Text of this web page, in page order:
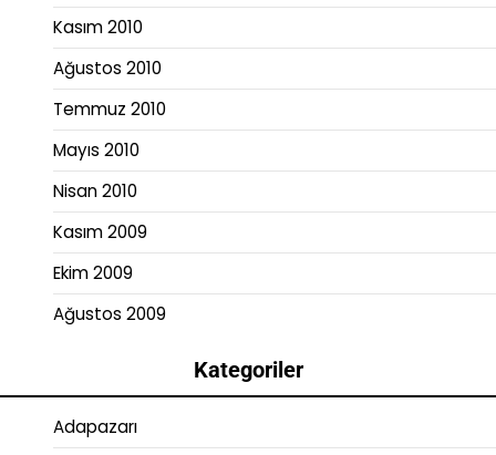
Kasım 2010
Ağustos 2010
Temmuz 2010
Mayıs 2010
Nisan 2010
Kasım 2009
Ekim 2009
Ağustos 2009
Kategoriler
Adapazarı